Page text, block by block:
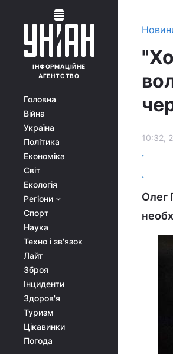
ІНФОРМАЦІЙНЕ
АГЕНТСТВО
Головна
Війна
Україна
Політика
Економіка
Світ
Екологія
Регіони
Спорт
Наука
Техно і зв'язок
Лайт
Зброя
Інциденти
Здоров'я
Туризм
Цікавинки
Погода
10:32,
Олег